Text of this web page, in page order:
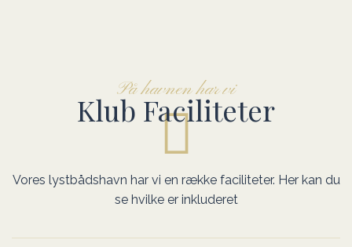
På havnen har vi
Klub Faciliteter
Vores lystbådshavn har vi en række faciliteter. Her kan du
se hvilke er inkluderet